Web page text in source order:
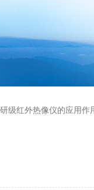
级红外热像仪的应用作用